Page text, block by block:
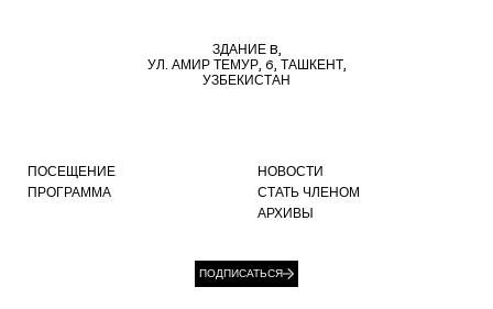
ЗДАНИЕ B,
УЛ. АМИР ТЕМУР, 6, ТАШКЕНТ,
УЗБЕКИСТАН
ПОСЕЩЕНИЕ
ПРОГРАММА
НОВОСТИ
СТАТЬ ЧЛЕНОМ
АРХИВЫ
ПОДПИСАТЬСЯ